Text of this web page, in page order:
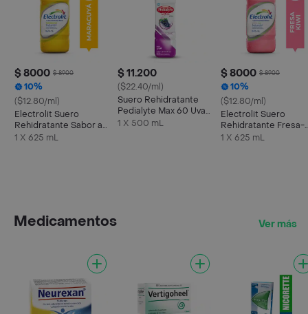
$ 8000 $ 8900
10%
($12.80/ml)
Electrolit Suero
Rehidratante Sabor a
Maracuyá
1 X 625 mL
$ 11.200
($22.40/ml)
Suero Rehidratante
Pedialyte Max 60 Uva
Frasco 500 mL
1 X 500 mL
$ 8000 $ 8900
10%
($12.80/ml)
Electrolit Suero
Rehidratante Fresa-
Kiwi
1 X 625 mL
Medicamentos Ver más